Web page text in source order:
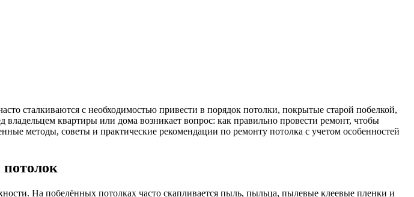
сталкиваются с необходимостью привести в порядок потолки, покрытые старой побелкой,
владельцем квартиры или дома возникает вопрос: как правильно провести ремонт, чтобы
методы, советы и практические рекомендации по ремонту потолка с учетом особенностей
На побелённых потолках часто скапливается пыль, пыльца, пылевые клеевые пленки и